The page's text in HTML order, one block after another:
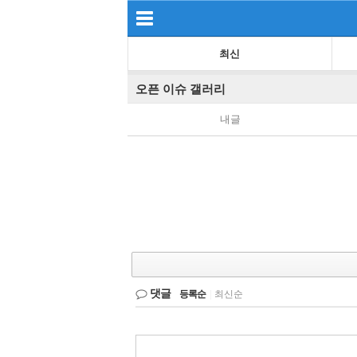
최신
오픈 이슈 갤러리
내글
댓글 등록순 최신순